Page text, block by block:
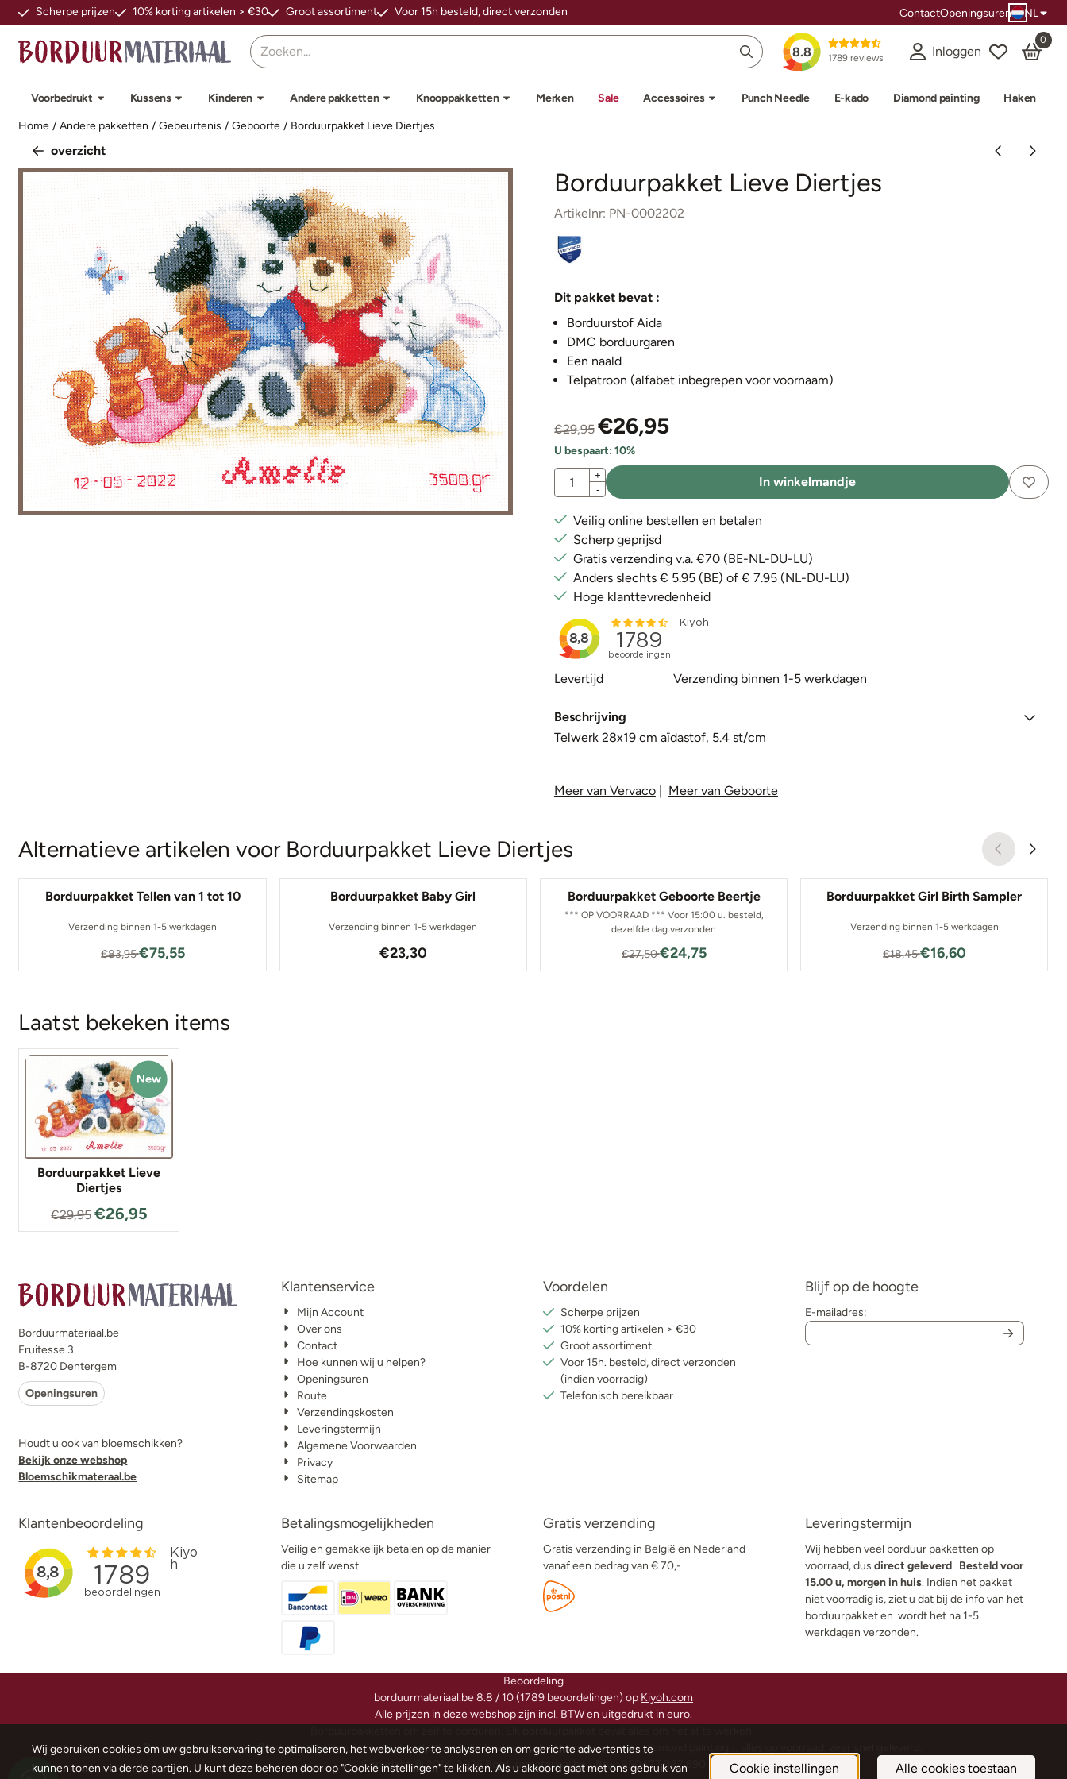
Cookievoorkeuren zijn beschikbaar. Kies instellingen of sta alle cookies toe.
Scherpe prijzen 10% korting artikelen > €30 Groot assortiment Voor 15h besteld, direct verzonden ContactOpeningsuren NL
Zoeken
8.8 1789 reviews Inloggen
0
Voorbedrukt Kussens Kinderen Andere pakketten Knooppakketten Merken Sale Accessoires Punch Needle E-kado Diamond painting Haken
Home / Andere pakketten / Gebeurtenis / Geboorte / Borduurpakket Lieve Diertjes
overzicht
Borduurpakket Lieve Diertjes
Artikelnr: PN-0002202
Dit pakket bevat :
Borduurstof Aida
DMC borduurgaren
Een naald
Telpatroon (alfabet inbegrepen voor voornaam)
€29,95 €26,95
U bespaart:10%
Aantal
+
-
In winkelmandje
Veilig online bestellen en betalen
Scherp geprijsd
Gratis verzending v.a. €70 (BE-NL-DU-LU)
Anders slechts € 5.95 (BE) of € 7.95 (NL-DU-LU)
Hoge klanttevredenheid
Levertijd Verzending binnen 1-5 werkdagen
Beschrijving
Telwerk 28x19 cm aïdastof, 5.4 st/cm
Meer van Vervaco| Meer van Geboorte
Alternatieve artikelen voor Borduurpakket Lieve Diertjes
Borduurpakket Tellen van 1 tot 10
Verzending binnen 1-5 werkdagen
Van 83,95 voor 75,55
€83,95€75,55
Borduurpakket Baby Girl
Verzending binnen 1-5 werkdagen
Prijs: 23,30
€23,30
Borduurpakket Geboorte Beertje
*** OP VOORRAAD *** Voor 15:00 u. besteld,
dezelfde dag verzonden
Van 27,50 voor 24,75
€27,50€24,75
Borduurpakket Girl Birth Sampler
Verzending binnen 1-5 werkdagen
Van 18,45 voor 16,60
€18,45€16,60
Laatst bekeken items
Borduurpakket Lieve
Diertjes
€29,95 €26,95
Borduurmateriaal.be
Fruitesse 3
B-8720 Dentergem
Openingsuren
Houdt u ook van bloemschikken?
Bekijk onze webshop
Bloemschikmateraal.be
Klantenservice
Mijn Account
Over ons
Contact
Hoe kunnen wij u helpen?
Openingsuren
Route
Verzendingskosten
Leveringstermijn
Algemene Voorwaarden
Privacy
Sitemap
Voordelen
Scherpe prijzen
10% korting artikelen > €30
Groot assortiment
Voor 15h. besteld, direct verzonden
(indien voorradig)
Telefonisch bereikbaar
Blijf op de hoogte
E-mailadres:
Klantenbeoordeling Betalingsmogelijkheden
Veilig en gemakkelijk betalen op de manier
die u zelf wenst.
Gratis verzending
Gratis verzending in België en Nederland
vanaf een bedrag van € 70,-
Leveringstermijn
Wij hebben veel borduur pakketten op
voorraad, dusdirect geleverd. Besteld voor
15.00 u, morgen in huis. Indien het pakket
niet voorradig is, ziet u dat bij de info van het
borduurpakket en wordt het na 1-5
werkdagen verzonden.
Beoordeling
borduurmateriaal.be8.8 / 10(1789beoordelingen) op Kiyoh.com
Alle prijzen in deze webshop zijn incl. BTW en uitgedrukt in euro.
De grootste keuze aan Borduurpakketten, kruissteekpakketten, telpakketten, schilderen op nummer, diamond painting,… alles op voorraad. zeer snel geleverd.
Copyright @ 2014- 2026Borduurmateriaal.be - Btw: BE0477.987.690
Wij gebruiken cookies om uw gebruikservaring te optimaliseren, het webverkeer te analyseren en om gerichte advertenties te
kunnen tonen via derde partijen. U kunt deze beheren door op "Cookie instellingen" te klikken. Als u akkoord gaat met ons gebruik van
Cookie instellingen Alle cookies toestaan